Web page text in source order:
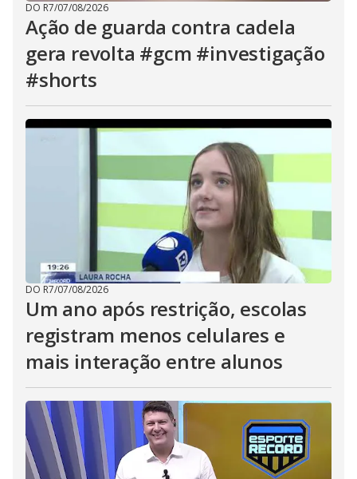
DO R7/07/08/2026
Ação de guarda contra cadela
gera revolta #gcm #investigação
#shorts
DO R7/07/08/2026
Um ano após restrição, escolas
registram menos celulares e
mais interação entre alunos